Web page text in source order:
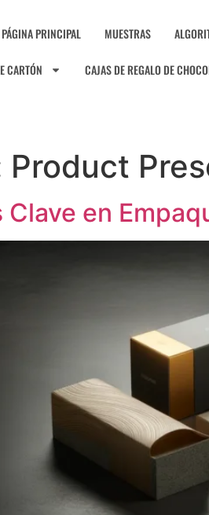
PÁGINA PRINCIPAL MUESTRAS
CARTÓN CAJAS DE REGALO DE
Product
Clave en